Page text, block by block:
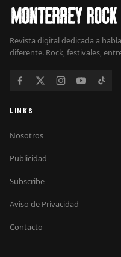
Revista digital dedicada a
diferente. Rock, festivales,
LINKS
Nosotros
Publicidad
Subscribe
Aviso de Privacidad
Contacto